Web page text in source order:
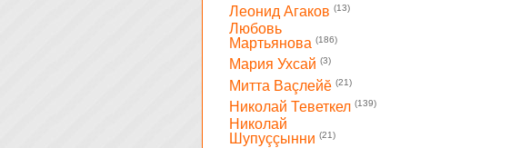
Леонид Агаков (13)
Любовь
Мартьянова (186)
Мария Ухсай (3)
Митта Ваçлейĕ (21)
Николай Теветкел (139)
Николай
Шупуççынни (21)